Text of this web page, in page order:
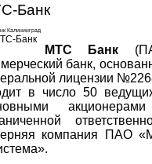
Банк
Калининград
МТС Банк
банк,
лицензии
в число 50
компания ПАО